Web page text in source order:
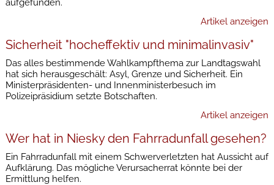
aufgefunden.
Artikel anzeigen
Sicherheit "hocheffektiv und minimalinvasiv"
Das alles bestimmende Wahlkampfthema zur Landtagswahl
hat sich herausgeschält: Asyl, Grenze und Sicherheit. Ein
Ministerpräsidenten- und Innenministerbesuch im
Polizeipräsidium setzte Botschaften.
Artikel anzeigen
Wer hat in Niesky den Fahrradunfall gesehen?
Ein Fahrradunfall mit einem Schwerverletzten hat Aussicht auf
Aufklärung. Das mögliche Verursacherrat könnte bei der
Ermittlung helfen.